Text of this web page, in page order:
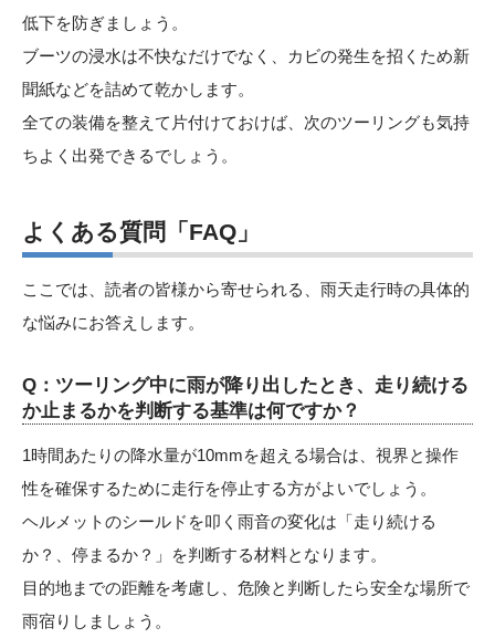
低下を防ぎましょう。
ブーツの浸水は不快なだけでなく、カビの発生を招くため新
聞紙などを詰めて乾かします。
全ての装備を整えて片付けておけば、次のツーリングも気持
ちよく出発できるでしょう。
よくある質問「FAQ」
ここでは、読者の皆様から寄せられる、雨天走行時の具体的
な悩みにお答えします。
Q：ツーリング中に雨が降り出したとき、走り続ける
か止まるかを判断する基準は何ですか？
1時間あたりの降水量が10mmを超える場合は、視界と操作
性を確保するために走行を停止する方がよいでしょう。
ヘルメットのシールドを叩く雨音の変化は「走り続ける
か？、停まるか？」を判断する材料となります。
目的地までの距離を考慮し、危険と判断したら安全な場所で
雨宿りしましょう。